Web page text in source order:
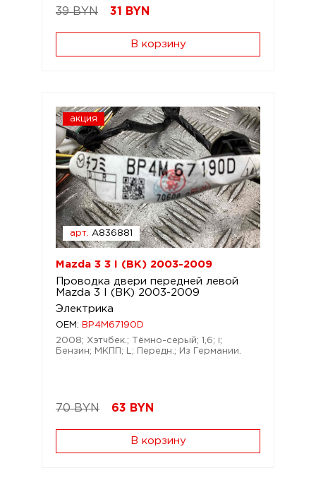
39 BYN 31 BYN
В корзину
акция
арт. A836881
Mazda 3 3 I (BK) 2003-2009
Проводка двери передней левой
Mazda 3 I (BK) 2003-2009
Электрика
OEM:
BP4M67190D
2008; Хэтчбек.; Тёмно-серый; 1,6; i;
Бензин; МКПП; L; Передн.; Из Германии.
70 BYN 63 BYN
В корзину